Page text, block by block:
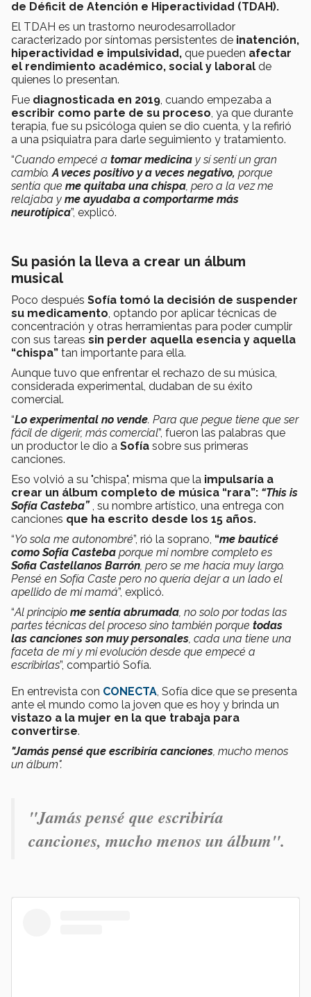
de Déficit de Atención e Hiperactividad (TDAH).
El TDAH es un trastorno neurodesarrollador
caracterizado por síntomas persistentes de inatención,
hiperactividad e impulsividad, que pueden afectar
el rendimiento académico, social y laboral de
quienes lo presentan.
Fue diagnosticada en 2019, cuando empezaba a
escribir como parte de su proceso, ya que durante
terapia, fue su psicóloga quien se dio cuenta, y la refirió
a una psiquiatra para darle seguimiento y tratamiento.
“Cuando empecé a tomar medicina y sí sentí un gran
cambio.A veces positivo y a veces negativo, porque
sentía que me quitaba una chispa, pero a la vez me
relajaba y me ayudaba a comportarme más
neurotípica”, explicó.
Su pasión la lleva a crear un álbum
musical
Poco después Sofía tomó la decisión de suspender
su medicamento, optando por aplicar técnicas de
concentración y otras herramientas para poder cumplir
con sus tareas sin perder aquella esencia y aquella
“chispa” tan importante para ella.
Aunque tuvo que enfrentar el rechazo de su música,
considerada experimental, dudaban de su éxito
comercial.
“Lo experimental no vende. Para que pegue tiene que ser
fácil de digerir, más comercial”, fueron las palabras que
un productor le dio a Sofía sobre sus primeras
canciones.
Eso volvió a su "chispa", misma que la impulsaría a
crear un álbum completo de música “rara”: “This is
Sofía Casteba”, su nombre artístico, una entrega con
canciones que ha escrito desde los 15 años.
“Yo sola me autonombré”, rió la soprano, “me bauticé
como Sofía Casteba porque mi nombre completo es
Sofia Castellanos Barrón, pero se me hacía muy largo.
Pensé en Sofía Caste pero no quería dejar a un lado el
apellido de mi mamá”, explicó.
“Al principio me sentía abrumada, no solo por todas las
partes técnicas del proceso sino también porque todas
las canciones son muy personales, cada una tiene una
faceta de mí y mi evolución desde que empecé a
escribirlas”, compartió Sofía.
En entrevista con CONECTA, Sofía dice que se presenta
ante el mundo como la joven que es hoy y brinda un
vistazo a la mujer en la que trabaja para
convertirse.
"Jamás pensé que escribiría canciones, mucho menos
un álbum".
"Jamás pensé que escribiría
canciones, mucho menos un álbum".